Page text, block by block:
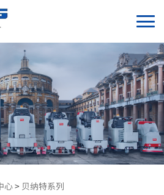
心> 贝纳特系列